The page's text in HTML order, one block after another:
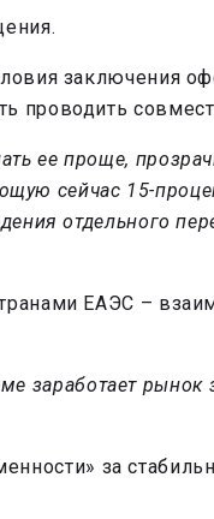
заключения
проводить
ее проще,
сейчас 15-
отдельного
ЕАЭС –
заработает
за